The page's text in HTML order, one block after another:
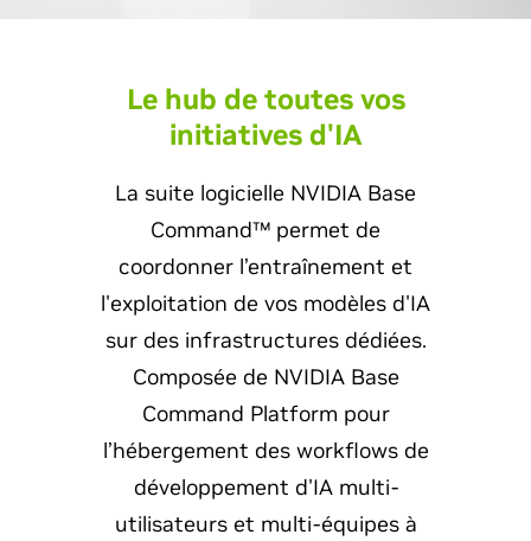
Le hub de toutes vos
initiatives d'IA
La suite logicielle NVIDIA Base
Command™ permet de
coordonner l’entraînement et
l'exploitation de vos modèles d'IA
sur des infrastructures dédiées.
Composée de NVIDIA Base
Command Platform pour
l’hébergement des workflows de
développement d'IA multi-
utilisateurs et multi-équipes à